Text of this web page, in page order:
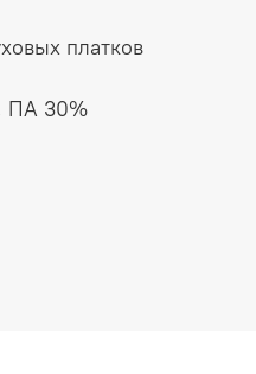
платков
ПА 30%